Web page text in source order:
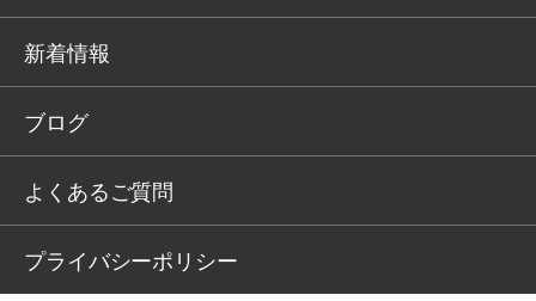
新着情報
ブログ
よくあるご質問
プライバシーポリシー